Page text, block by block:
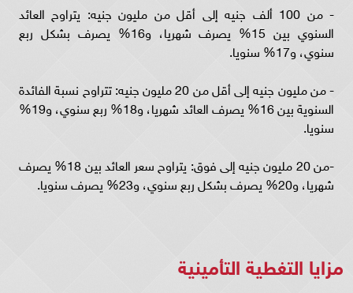
- من 100 ألف جنيه إلى أقل من مليون جنيه: يتراوح العائد
السنوي بين 15% يصرف شهريا، و16% يصرف بشكل ربع
سنوي، و17% سنويا.
- من مليون جنيه إلى أقل من 20 مليون جنيه: تتراوح نسبة الفائدة
السنوية بين 16% يصرف العائد شهريا، و18% ربع سنوي، و19%
سنويا.
-من 20 مليون جنيه إلى فوق: يتراوح سعر العائد بين 18% يصرف
شهريا، و20% يصرف بشكل ربع سنوي، و23% يصرف سنويا.
مزايا التغطية التأمينية